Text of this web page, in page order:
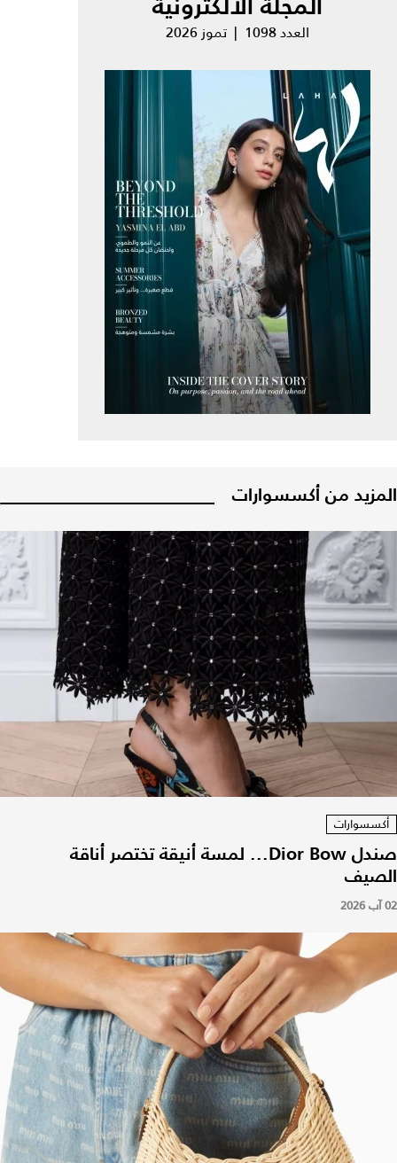
العدد 1098 | تموز 2026
المزيد من أكسسوارات
أكسسوارات
صندل Dior Bow... لمسة أنيقة تختصر أناقة
الصيف
02 آب 2026